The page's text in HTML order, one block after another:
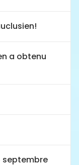
a obtenu
septembre